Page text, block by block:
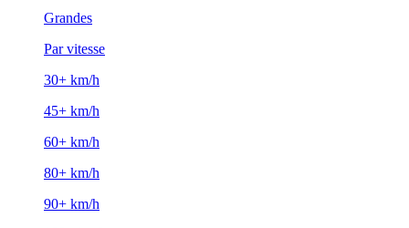
Grandes
Par vitesse
30+ km/h
45+ km/h
60+ km/h
80+ km/h
90+ km/h